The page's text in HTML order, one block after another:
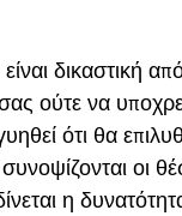
δικαστική
ούτε να
ότι θα
οι
η